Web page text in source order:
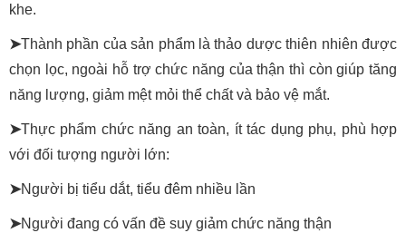
khe.
➤Thành phần của sản phẩm là thảo dược thiên nhiên được
chọn lọc, ngoài hỗ trợ chức năng của thận thì còn giúp tăng
năng lượng, giảm mệt mỏi thể chất và bảo vệ mắt.
➤Thực phẩm chức năng an toàn, ít tác dụng phụ, phù hợp
với đối tượng người lớn:
➤Người bị tiểu dắt, tiểu đêm nhiều lần
➤Người đang có vấn đề suy giảm chức năng thận